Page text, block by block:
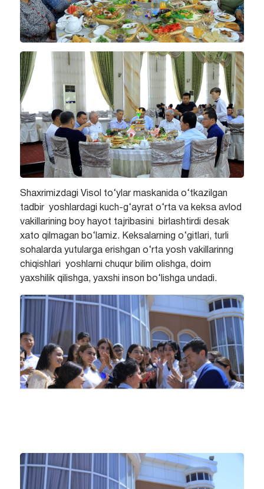
Shaxrimizdagi Visol to‘ylar maskanida o‘tkazilgan
tadbir yoshlardagi kuch-g‘ayrat o‘rta va keksa avlod
vakillarining boy hayot tajribasini birlashtirdi desak
xato qilmagan bo‘lamiz. Keksalarning o‘gitlari, turli
sohalarda yutularga erishgan o‘rta yosh vakillarinng
chiqishlari yoshlarni chuqur bilim olishga, doim
yaxshilik qilishga, yaxshi inson bo‘lishga undadi.